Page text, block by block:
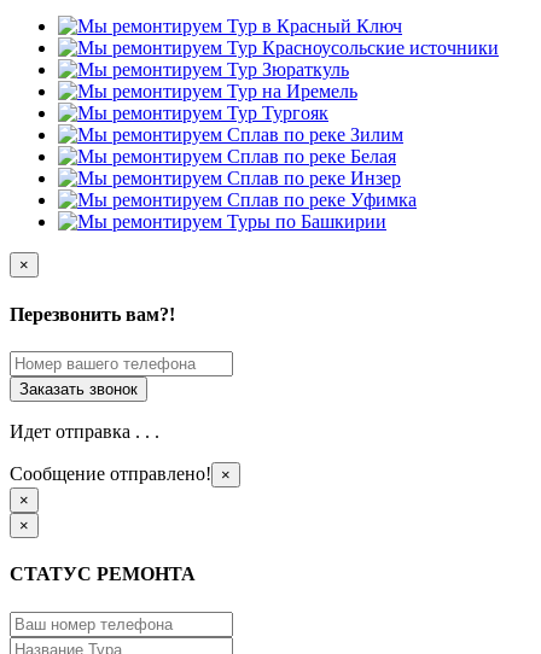
×
Перезвонить вам?!
Идет отправка . . .
Сообщение отправлено!
×
×
×
СТАТУС РЕМОНТА